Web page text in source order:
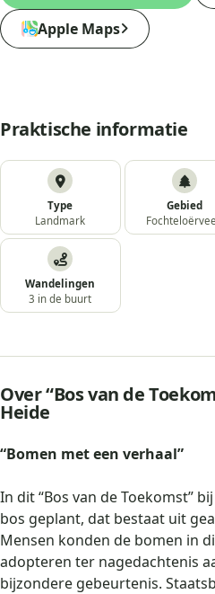
Apple Maps
Praktische informatie
Type
Landmark
Gebied
Wandelingen
3 in de buurt
Over “Bos van de
Heide
“Bomen met een verhaal”
In dit “Bos van de Toekomst”
bos geplant, dat bestaat uit
Mensen konden de bomen in
adopteren ter nagedachtenis
bijzondere gebeurtenis.